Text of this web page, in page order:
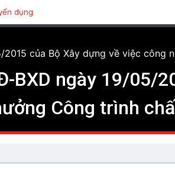
dụng
của Bộ Xây dựng về việc
BXD ngày 19/05/
Công trình